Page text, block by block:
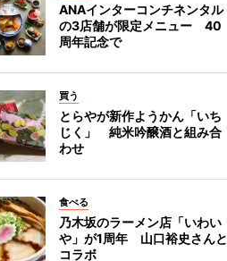
ANAインターコンチネンタル
の3店舗が限定メニュー 40
周年記念で
買う
とらやが新作ようかん「いち
じく」 純米吟醸酒と組み合
わせ
食べる
乃木坂のラーメン店「いわい
や」が1周年 山口裕史さんと
コラボ